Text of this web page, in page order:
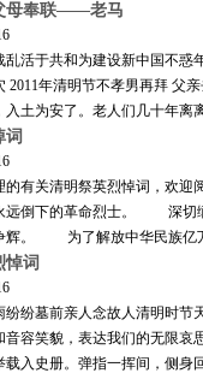
母奉联——老马
乱活于共和为建设新中国不惑
2011年清明节不孝男再拜 父
入土为安了。老人们几十年离
词
关清明祭英烈悼词，欢迎
远倒下的革命烈士。 深切
辉。 为了解放中华民族亿
悼词
墓前亲人念故人清明时节
音容笑貌，表达我们的无限
载入史册。弹指一挥间，侧